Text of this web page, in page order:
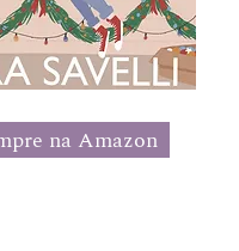
na Amazon